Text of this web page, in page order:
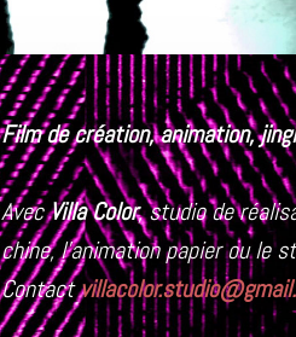
Film de création, animation,
AvecVilla Color, studio de
chine, l’animation papier ou le
Contact